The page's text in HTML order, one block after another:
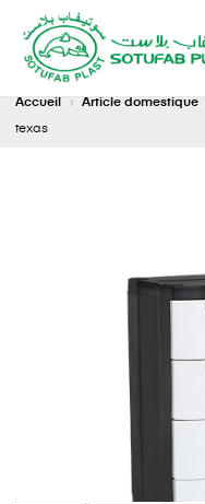
Accueil Article domestique
texas